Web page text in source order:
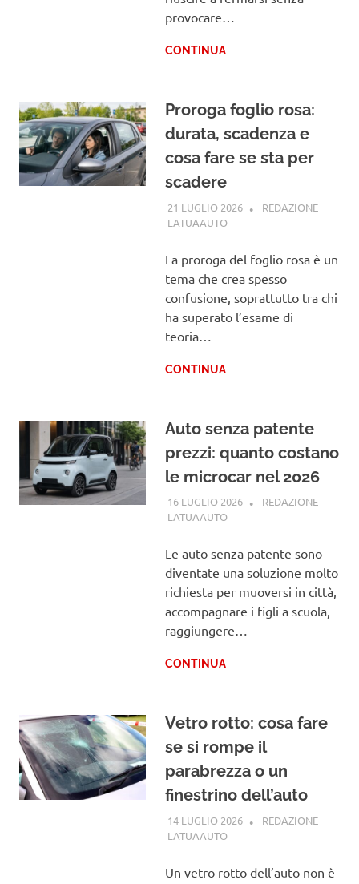
provocare…
CONTINUA
Proroga foglio rosa:
durata, scadenza e
cosa fare se sta per
scadere
21 LUGLIO 2026
REDAZIONE
LATUAAUTOPATENTE
La proroga del foglio rosa è un
tema che crea spesso
confusione, soprattutto tra chi
ha superato l’esame di
teoria…
CONTINUA
Auto senza patente
prezzi: quanto costano
le microcar nel 2026
16 LUGLIO 2026
REDAZIONE
LATUAAUTOPATENTE
Le auto senza patente sono
diventate una soluzione molto
richiesta per muoversi in città,
accompagnare i figli a scuola,
raggiungere…
CONTINUA
Vetro rotto: cosa fare
se si rompe il
parabrezza o un
finestrino dell’auto
14 LUGLIO 2026
REDAZIONE
LATUAAUTOGUIDE
Un vetro rotto dell’auto non è